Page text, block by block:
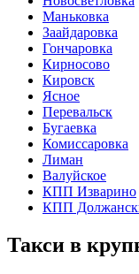
Маньковка
Заайдаровка
Гончаровка
Кирносово
Кировск
Ясное
Перевальск
Бугаевка
Комиссаровка
Лиман
Валуйское
КПП Изварино
КПП
Такси в